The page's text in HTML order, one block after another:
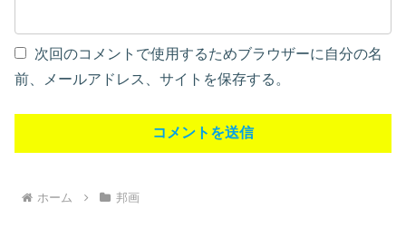
次回のコメントで使用するためブラウザーに自分の名
前、メールアドレス、サイトを保存する。
ホーム 邦画